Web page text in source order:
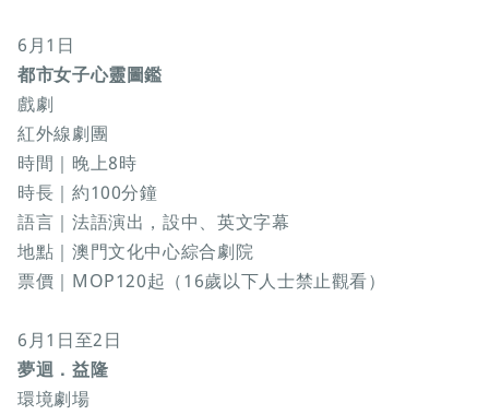
6月1日
都市女子心靈圖鑑
戲劇
紅外線劇團
時間｜晚上8時
時長｜約100分鐘
語言｜法語演出，設中、英文字幕
地點｜澳門文化中心綜合劇院
票價｜MOP120起（16歲以下人士禁止觀看）
6月1日至2日
夢迴．益隆
環境劇場